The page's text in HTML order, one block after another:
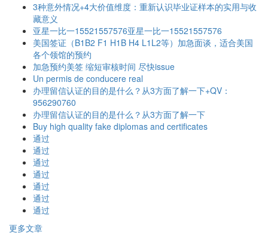
3种意外情况+4大价值维度：重新认识毕业证样本的实用与收
藏意义
亚星一比一15521557576亚星一比一15521557576
美国签证（B1B2 F1 H1B H4 L1L2等）加急面谈，适合美国
各个领馆的预约
加急预约美签 缩短审核时间 尽快issue
Un permis de conducere real
办理留信认证的目的是什么？从3方面了解一下+QV：
956290760
办理留信认证的目的是什么？从3方面了解一下
Buy high quality fake diplomas and certificates
通过
通过
通过
通过
通过
通过
通过
更多文章